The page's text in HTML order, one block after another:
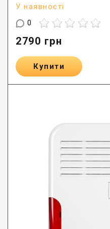
У наявності
0
2790 грн
Купити